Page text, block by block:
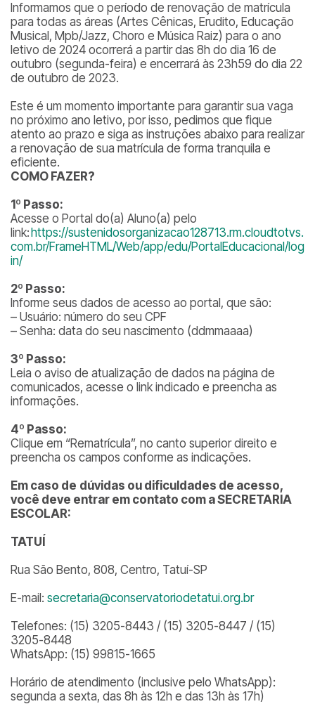
Informamos que o período de renovação de matrícula
para todas as áreas (Artes Cênicas, Erudito, Educação
Musical, Mpb/Jazz, Choro e Música Raiz) para o ano
letivo de 2024 ocorrerá a partir das 8h do dia 16 de
outubro (segunda-feira) e encerrará às 23h59 do dia 22
de outubro de 2023.
Este é um momento importante para garantir sua vaga
no próximo ano letivo, por isso, pedimos que fique
atento ao prazo e siga as instruções abaixo para realizar
a renovação de sua matrícula de forma tranquila e
eficiente.
COMO FAZER?
1º Passo:
Acesse o Portal do(a) Aluno(a) pelo
link: https://sustenidosorganizacao128713.rm.cloudtotvs.
com.br/FrameHTML/Web/app/edu/PortalEducacional/log
in/
2º Passo:
Informe seus dados de acesso ao portal, que são:
– Usuário: número do seu CPF
– Senha: data do seu nascimento (ddmmaaaa)
3º Passo:
Leia o aviso de atualização de dados na página de
comunicados, acesse o link indicado e preencha as
informações.
4º Passo:
Clique em “Rematrícula”, no canto superior direito e
preencha os campos conforme as indicações.
Em caso de dúvidas ou dificuldades de acesso,
você deve entrar em contato com a SECRETARIA
ESCOLAR:
TATUÍ
Rua São Bento, 808, Centro, Tatuí-SP
E-mail: secretaria@conservatoriodetatui.org.br
Telefones: (15) 3205-8443 / (15) 3205-8447 / (15)
3205-8448
WhatsApp: (15) 99815-1665
Horário de atendimento (inclusive pelo WhatsApp):
segunda a sexta, das 8h às 12h e das 13h às 17h)